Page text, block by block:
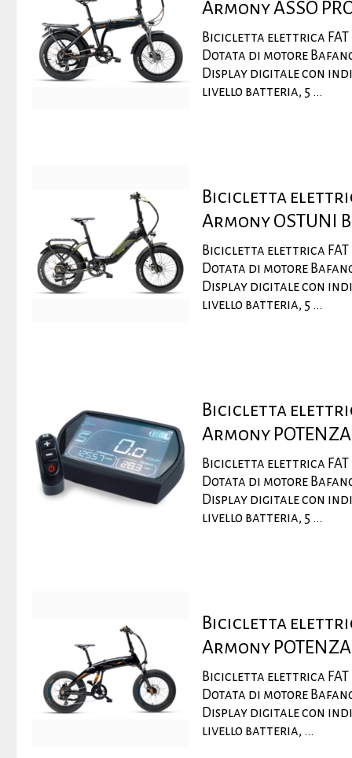
Armony ASSO
Bicicletta elettrica FAT
Dotata di motore
Display digitale con
livello batteria, 5 ...
Bicicletta
Armony OSTUNI
Bicicletta elettrica FAT
Dotata di motore
Display digitale con
livello batteria, 5 ...
Bicicletta
Armony POTENZA
Bicicletta elettrica FAT
Dotata di motore
Display digitale con
livello batteria, 5 ...
Bicicletta
Armony
Bicicletta elettrica FAT
Dotata di motore
Display digitale con
livello batteria, ...